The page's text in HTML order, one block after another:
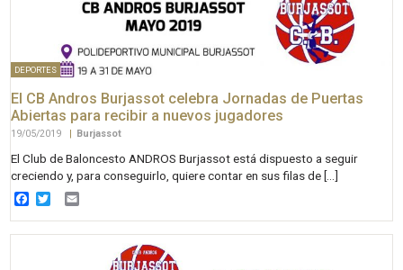
DEPORTES
El CB Andros Burjassot celebra Jornadas de Puertas
Abiertas para recibir a nuevos jugadores
19/05/2019 | Burjassot
El Club de Baloncesto ANDROS Burjassot está dispuesto a seguir
creciendo y, para conseguirlo, quiere contar en sus filas de […]
Facebook
Twitter